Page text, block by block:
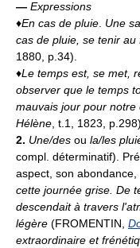
— Expressions
♦En cas de pluie. Une
cas de pluie, se tenir
1880, p.34).
♦Le temps est, se met,
observer que le temps
mauvais jour pour notre
Hélène, t.1, 1823,
2. Une/des ou la/les
compl. déterminatif).
aspect, son
cette journée grise. De
descendait à travers
légère (FROMENTIN,
extraordinaire et